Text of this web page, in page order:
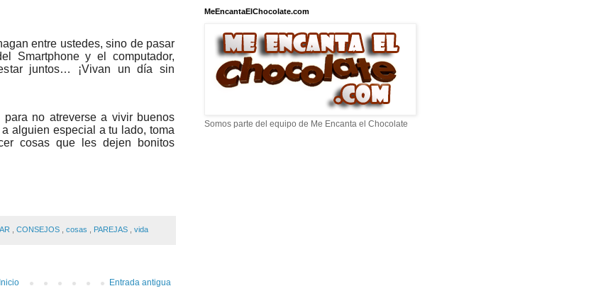
entre ustedes, sino de pasar
Smartphone y el computador,
juntos… ¡Vivan un día sin
no atreverse a vivir buenos
alguien especial a tu lado, toma
cosas que les dejen bonitos
CONSEJOS cosas PAREJAS vida
Entrada antigua
Inicio
MeEncantaElChocolate.com
Somos parte del equipo de Me Encanta el Chocolate